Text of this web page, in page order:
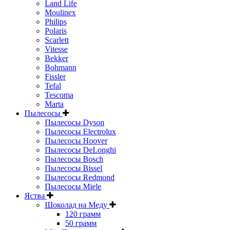
Land Life
Moulinex
Philips
Polaris
Scarlett
Vitesse
Bekker
Bohmann
Fissler
Tefal
Tescoma
Marta
Пылесосы
Пылесосы Dyson
Пылесосы Electrolux
Пылесосы Hoover
Пылесосы DeLonghi
Пылесосы Bosch
Пылесосы Bissel
Пылесосы Redmond
Пылесосы Miele
Яства
Шоколад на Меду
120 грамм
50 грамм